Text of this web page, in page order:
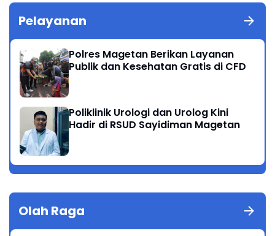
Pelayanan
Polres Magetan Berikan Layanan
Publik dan Kesehatan Gratis di CFD
Poliklinik Urologi dan Urolog Kini
Hadir di RSUD Sayidiman Magetan
Olah Raga